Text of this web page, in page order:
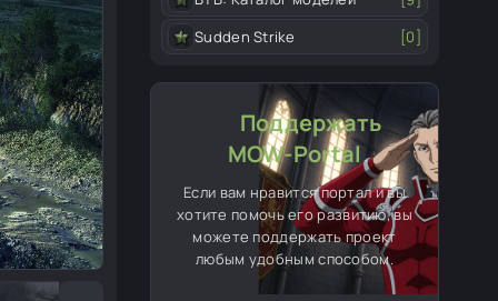
Sudden Strike
[0]
Поддержать
MOW-Portal
Если вам нравится портал и вы
хотите помочь его развитию, вы
можете поддержать проект
любым удобным способом.